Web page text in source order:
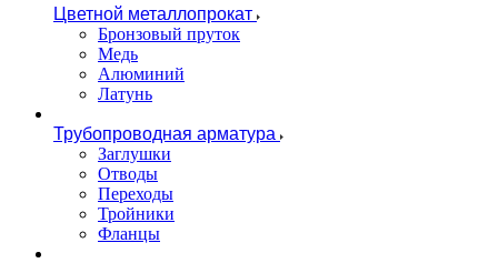
Цветной металлопрокат
Бронзовый пруток
Медь
Алюминий
Латунь
Трубопроводная арматура
Заглушки
Отводы
Переходы
Тройники
Фланцы